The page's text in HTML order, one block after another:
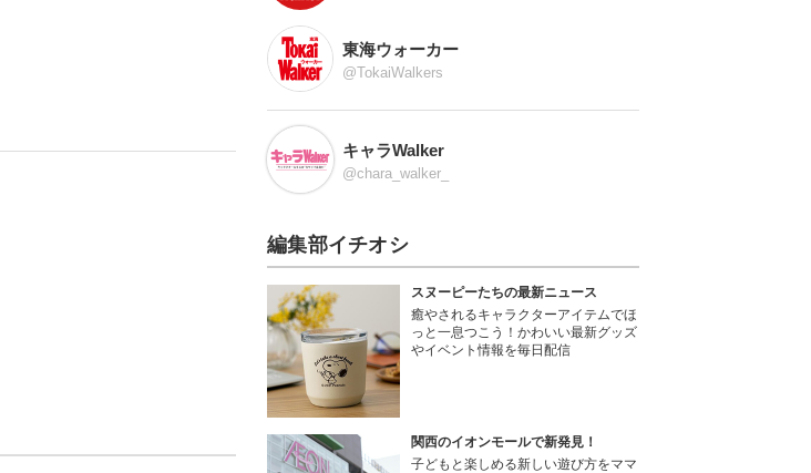
東海ウォーカー
@TokaiWalkers
キャラWalker
@chara_walker_
編集部イチオシ
スヌーピーたちの最新ニュース
癒やされるキャラクターアイテムでほ
っと一息つこう！かわいい最新グッズ
やイベント情報を毎日配信
関西のイオンモールで新発見！
子どもと楽しめる新しい遊び方をママ